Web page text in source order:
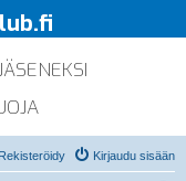
Kirjaudu sisään
Rekisteröidy